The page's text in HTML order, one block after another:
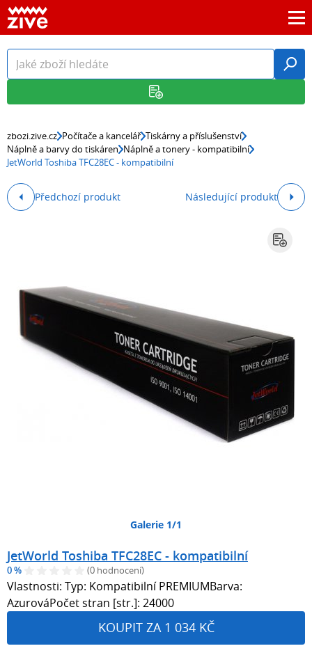
zbozi.zive.cz Počítače a kancelář Tiskárny a příslušenství
Náplně a barvy do tiskáren Náplně a tonery - kompatibilní
JetWorld Toshiba TFC28EC - kompatibilní
Předchozí produkt Následující produkt
Galerie 1/1
JetWorld Toshiba TFC28EC - kompatibilní
0 % (0 hodnocení)
Vlastnosti: Typ: Kompatibilní PREMIUMBarva:
AzurováPočet stran [str.]: 24000
KOUPIT ZA 1 034 KČ